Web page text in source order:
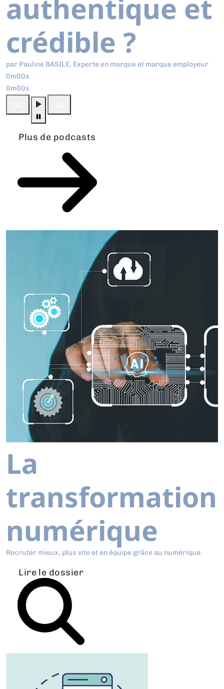
authentique et
crédible ?
par Pauline BASILE, Experte en marque et marque employeur
0m00s
0m00s
Plus de podcasts
La
transformation
numérique
Recruter mieux, plus vite et en équipe grâce au numérique.
Lire le dossier